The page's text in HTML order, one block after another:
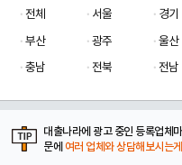
전체 서울 경기
부산
광주 울산
충남
전북 전남
대출나라에 광고 중인 등록업체
문에 여러 업체와 상담해보시는